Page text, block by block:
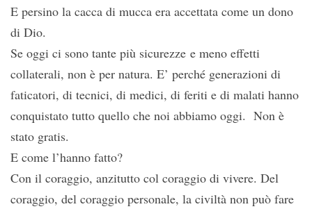
E persino la cacca di mucca era accettata come un dono
di Dio.
Se oggi ci sono tante più sicurezze e meno effetti
collaterali, non è per natura. E’ perché generazioni di
faticatori, di tecnici, di medici, di feriti e di malati hanno
conquistato tutto quello che noi abbiamo oggi. Non è
stato gratis.
E come l’hanno fatto?
Con il coraggio, anzitutto col coraggio di vivere. Del
coraggio, del coraggio personale, la civiltà non può fare